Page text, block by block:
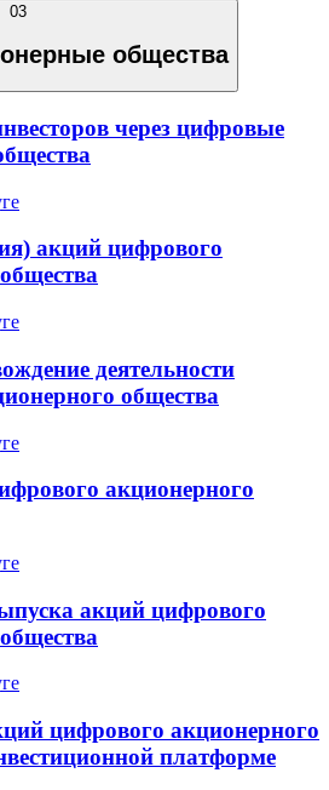
03
общества
через цифровые
акций цифрового
деятельности
общества
акционерного
акций цифрового
цифрового акционерного
платформе